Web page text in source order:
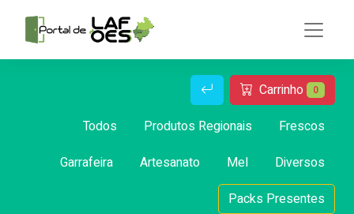
Carrinho 0
Todos Produtos Regionais
Frescos
Garrafeira
Artesanato Mel
Diversos
Packs Presentes